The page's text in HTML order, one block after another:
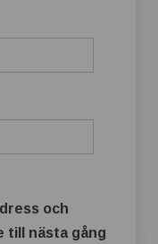
och
till nästa gång